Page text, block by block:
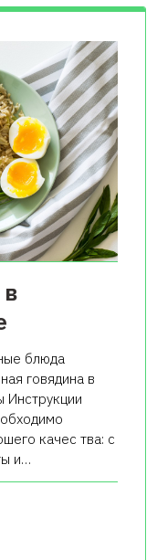
блюда
говядина в
Инструкции
качес тва: с
и…